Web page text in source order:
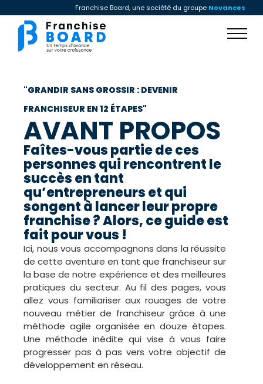
Franchise Board, une société du groupe Novances
"GRANDIR SANS GROSSIR : DEVENIR
FRANCHISEUR EN 12 ÉTAPES"​
AVANT PROPOS
Faîtes-vous partie de ces
personnes qui rencontrent le
succès en tant
qu’entrepreneurs et qui
songent à lancer leur propre
franchise ? Alors, ce guide est
fait pour vous !
Ici, nous vous accompagnons dans la réussite
de cette aventure en tant que franchiseur sur
la base de notre expérience et des meilleures
pratiques du secteur. Au fil des pages, vous
allez vous familiariser aux rouages de votre
nouveau métier de franchiseur grâce à une
méthode agile organisée en douze étapes.
Une méthode inédite qui vise à vous faire
progresser pas à pas vers votre objectif de
développement en réseau.